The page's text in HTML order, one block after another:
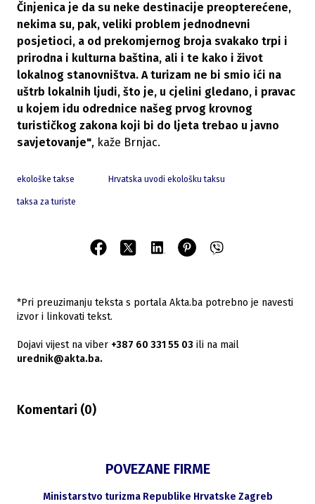
Činjenica je da su neke destinacije preopterećene,
nekima su, pak, veliki problem jednodnevni
posjetioci, a od prekomjernog broja svakako trpi i
prirodna i kulturna baština, ali i te kako i život
lokalnog stanovništva. A turizam ne bi smio ići na
uštrb lokalnih ljudi, što je, u cjelini gledano, i pravac
u kojem idu odrednice našeg prvog krovnog
turističkog zakona koji bi do ljeta trebao u javno
savjetovanje", kaže Brnjac.
ekološke takse Hrvatska uvodi ekološku taksu
taksa za turiste
*Pri preuzimanju teksta s portala Akta.ba potrebno je navesti
izvor i linkovati tekst.
Dojavi vijest na viber +387 60 331 55 03 ili na mail
urednik@akta.ba.
Komentari (0)
POVEZANE FIRME
Ministarstvo turizma Republike Hrvatske Zagreb